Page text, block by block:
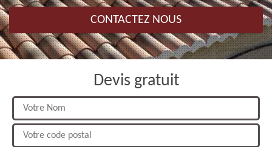
CONTACTEZ NOUS
Devis gratuit